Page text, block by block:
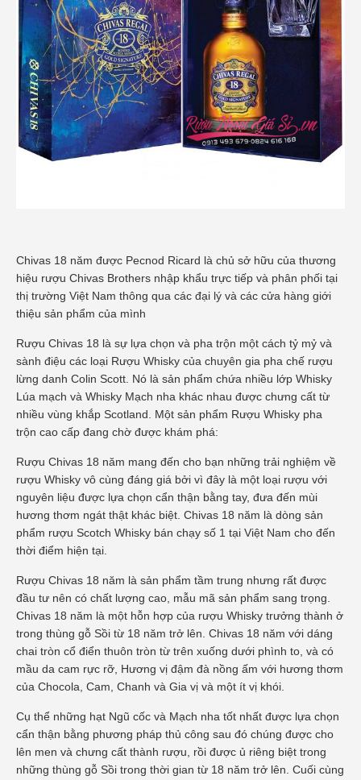
Chivas 18 năm được Pecnod Ricard là chủ sở hữu của thương
hiệu rượu Chivas Brothers nhập khẩu trực tiếp và phân phối tại
thị trường Việt Nam thông qua các đại lý và các cửa hàng giới
thiệu sản phẩm của mình
Rượu Chivas 18 là sự lựa chọn và pha trộn một cách tỷ mỷ và
sành điệu các loại Rượu Whisky của chuyên gia pha chế rượu
lừng danh Colin Scott. Nó là sản phẩm chứa nhiều lớp Whisky
Lúa mạch và Whisky Mạch nha khác nhau được chưng cất từ
nhiều vùng khắp Scotland. Một sản phẩm Rượu Whisky pha
trộn cao cấp đang chờ được khám phá:
Rượu Chivas 18 năm mang đến cho bạn những trải nghiệm về
rượu Whisky vô cùng đáng giá bởi vì đây là một loại rượu với
nguyên liệu được lựa chọn cẩn thận bằng tay, đưa đến mùi
hương thơm ngát thật khác biệt. Chivas 18 năm là dòng sản
phẩm rượu Scotch Whisky bán chạy số 1 tại Việt Nam cho đến
thời điểm hiện tại.
Rượu Chivas 18 năm là sản phẩm tầm trung nhưng rất được
đầu tư nên có chất lượng cao, mẫu mã sản phẩm sang trọng.
Chivas 18 năm là một hỗn hợp của rượu Whisky trưởng thành ở
trong thùng gỗ Sồi từ 18 năm trở lên. Chivas 18 năm với dáng
chai tròn cổ điển thuôn tròn từ trên xuống dưới phình to, và có
mầu da cam rực rỡ, Hương vị đậm đà nồng ấm với hương thơm
của Chocola, Cam, Chanh và Gia vị và một ít vị khói.
Cụ thể những hạt Ngũ cốc và Mạch nha tốt nhất được lựa chọn
cẩn thận bằng phương pháp thủ công sau đó chúng được cho
lên men và chưng cất thành rượu, rồi được ủ riêng biệt trong
những thùng gỗ Sồi trong thời gian từ 18 năm trở lên. Cuối cùng